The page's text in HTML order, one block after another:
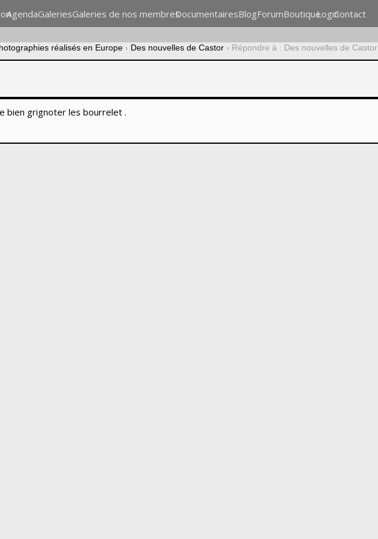
AgendaGaleriesGaleries de nos membresDocumentairesBlogForumBoutiqueLoginContact
réalisés en Europe › Des nouvelles de Castor › Répondre à : Des nouvelles de Castor
bien grignoter les bourrelet .